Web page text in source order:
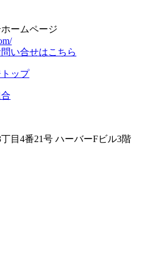
ームページ
い合せはこちら
目4番21号 ハーバーFビル3階